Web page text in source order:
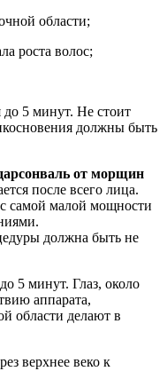
области;
роста волос;
до 5 минут. Не стоит
должны быть
от морщин
после всего лица.
с самой малой мощности
должна быть не
5 минут. Глаз, около
аппарата,
области делают в
верхнее веко к